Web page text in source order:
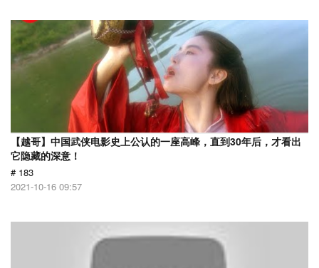
【越哥】中国武侠电影史上公认的一座高峰，直到30年后，才看出
它隐藏的深意！
# 183
2021-10-16 09:57